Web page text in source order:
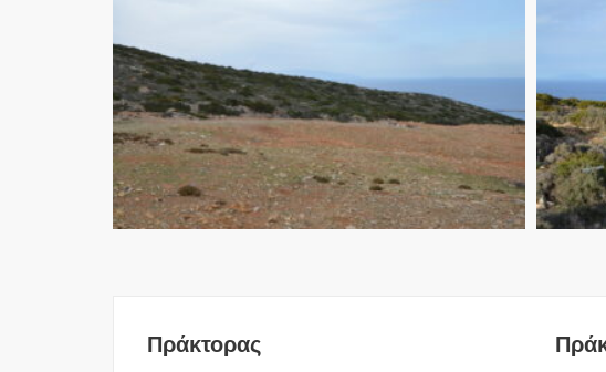
Πράκτορας